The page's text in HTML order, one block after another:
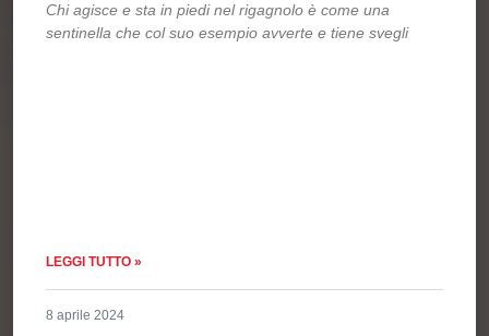
Chi agisce e sta in piedi nel rigagnolo è come una
sentinella che col suo esempio avverte e tiene svegli
LEGGI TUTTO »
8 aprile 2024